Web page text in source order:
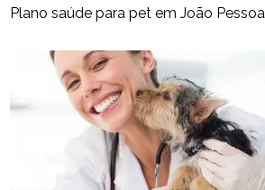
Plano saúde para pet em João Pessoa